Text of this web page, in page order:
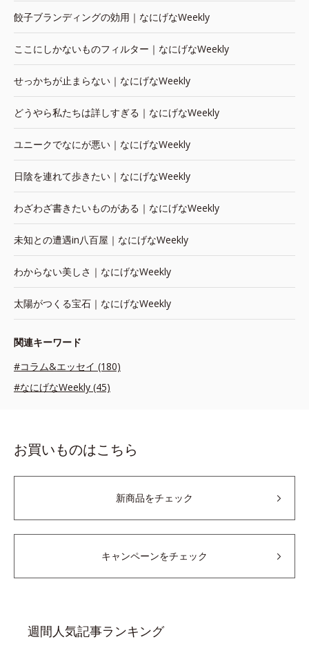
餃子ブランディングの効用｜なにげなWeekly
ここにしかないものフィルター｜なにげなWeekly
せっかちが止まらない｜なにげなWeekly
どうやら私たちは詳しすぎる｜なにげなWeekly
ユニークでなにが悪い｜なにげなWeekly
日陰を連れて歩きたい｜なにげなWeekly
わざわざ書きたいものがある｜なにげなWeekly
未知との遭遇in八百屋｜なにげなWeekly
わからない美しさ｜なにげなWeekly
太陽がつくる宝石｜なにげなWeekly
関連キーワード
#コラム&エッセイ (180)
#なにげなWeekly (45)
お買いものはこちら
新商品をチェック
キャンペーンをチェック
週間人気記事ランキング